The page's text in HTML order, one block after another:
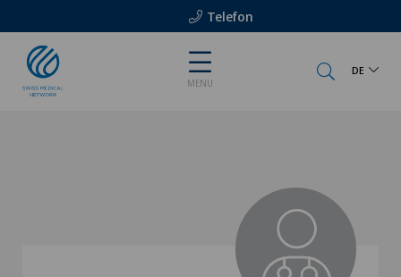
Telefon
MENU
DE